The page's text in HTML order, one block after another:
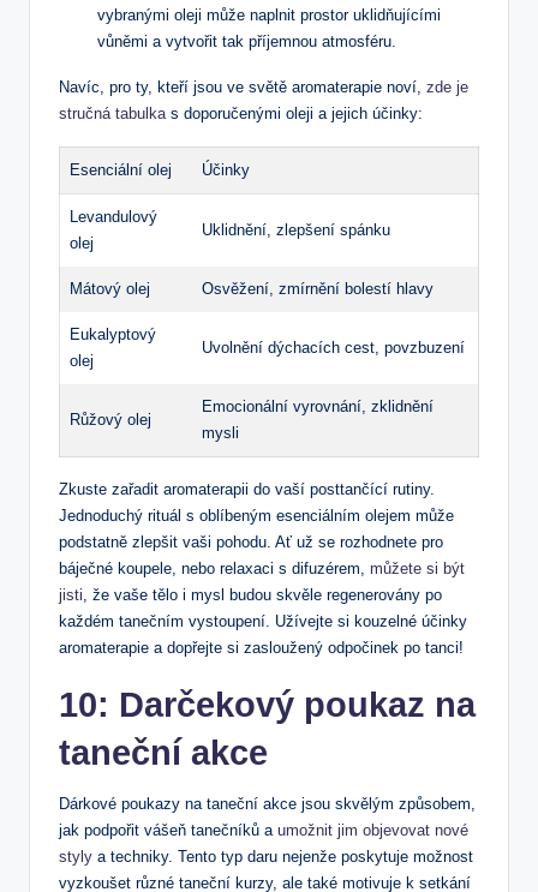
vybranými oleji může naplnit prostor uklidňujícími
vůněmi a vytvořit tak příjemnou atmosféru.
Navíc, pro ty, kteří jsou ve světě aromaterapie noví, zde je
stručná tabulkas doporučenými oleji a jejich účinky:
Esenciální olej Účinky
Levandulový
olej
Uklidnění, zlepšení spánku
Mátový olej Osvěžení, zmírnění bolestí hlavy
Eukalyptový
olej
Uvolnění dýchacích cest, povzbuzení
Růžový olej
Emocionální vyrovnání, zklidnění
mysli
Zkuste zařadit aromaterapii do vaší posttančící rutiny.
Jednoduchý rituál s oblíbeným esenciálním olejem může
podstatně zlepšit vaši pohodu. Ať už se rozhodnete pro
báječné koupele, nebo relaxaci s difuzérem, můžete si být
jisti, že vaše tělo i mysl budou skvěle regenerovány po
každém tanečním vystoupení. Užívejte si kouzelné účinky
aromaterapie a dopřejte si zasloužený odpočinek po tanci!
10: Darčekový poukaz na
taneční akce
Dárkové poukazy na taneční akce jsou skvělým způsobem,
jak podpořit vášeň tanečníků a umožnit jim objevovat nové
styly a techniky. Tento typ daru nejenže poskytuje možnost
vyzkoušet různé taneční kurzy, ale také motivuje k setkání